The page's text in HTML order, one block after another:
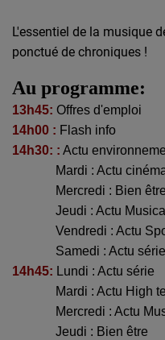
L'essentiel de la musique
ponctué de chroniques !
Au programme:
13h45: Offres d'emploi
14h00 : Flash info
14h30: : Actu
Mardi : Actu
Mercredi : Bien être
Jeudi : Actu
Vendredi : Actu
Samedi : Actu série
14h45: Lundi : Actu série
Mardi : Actu High
Mercredi : Actu
Jeudi : Bien être